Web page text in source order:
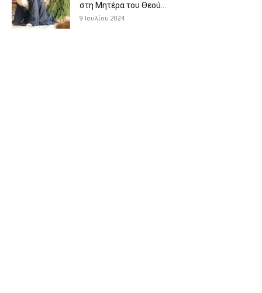
στη Μητέρα του Θεού...
9 Ιουλίου 2024